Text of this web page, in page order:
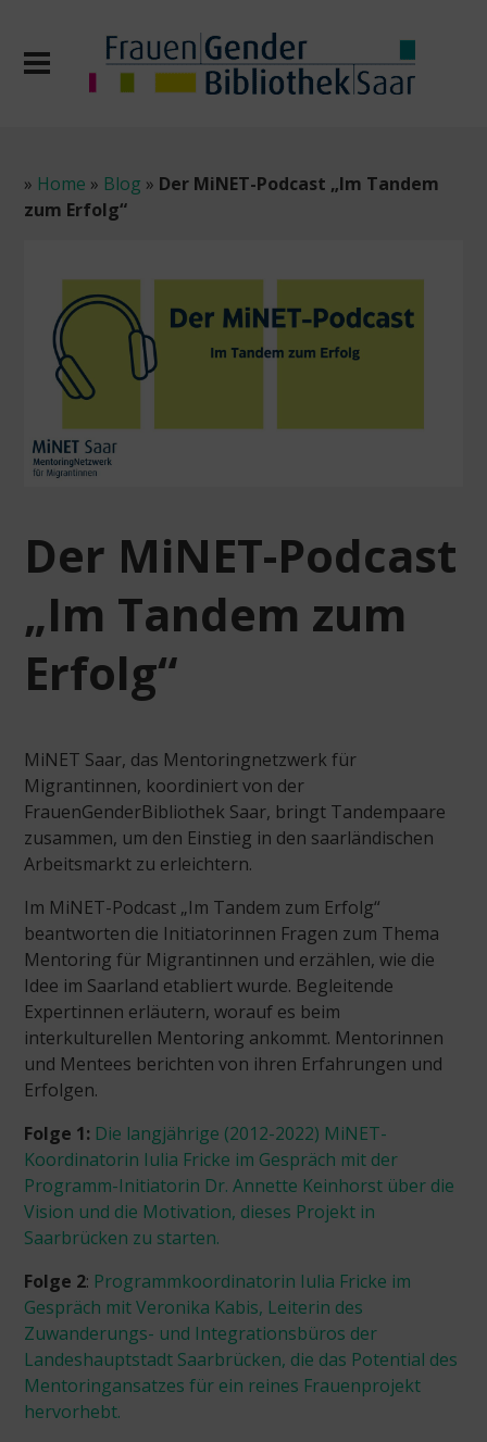
» Home » Blog » Der MiNET-Podcast „Im Tandem
zum Erfolg“
Der MiNET-Podcast
„Im Tandem zum
Erfolg“
MiNET Saar, das Mentoringnetzwerk für
Migrantinnen, koordiniert von der
FrauenGenderBibliothek Saar, bringt Tandempaare
zusammen, um den Einstieg in den saarländischen
Arbeitsmarkt zu erleichtern.
Im MiNET-Podcast „Im Tandem zum Erfolg“
beantworten die Initiatorinnen Fragen zum Thema
Mentoring für Migrantinnen und erzählen, wie die
Idee im Saarland etabliert wurde. Begleitende
Expertinnen erläutern, worauf es beim
interkulturellen Mentoring ankommt. Mentorinnen
und Mentees berichten von ihren Erfahrungen und
Erfolgen.
Folge 1: Die langjährige (2012-2022) MiNET-
Koordinatorin Iulia Fricke im Gespräch mit der
Programm-Initiatorin Dr. Annette Keinhorst über die
Vision und die Motivation, dieses Projekt in
Saarbrücken zu starten.
Folge 2: Programmkoordinatorin Iulia Fricke im
Gespräch mit Veronika Kabis, Leiterin des
Zuwanderungs- und Integrationsbüros der
Landeshauptstadt Saarbrücken, die das Potential des
Mentoringansatzes für ein reines Frauenprojekt
hervorhebt.